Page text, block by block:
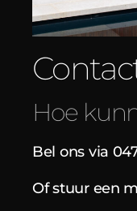
Hoe
Bel ons via
Of stuur een